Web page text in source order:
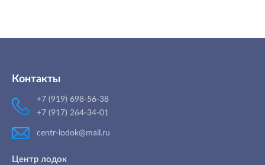
Контакты
+7 (919) 698-56-38
+7 (917) 264-34-01
centr-lodok@mail.ru
Центр лодок